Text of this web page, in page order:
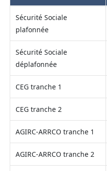
Sécurité Sociale
plafonnée
Sécurité Sociale
déplafonnée
CEG tranche 1
CEG tranche 2
AGIRC-ARRCO tranche 1
AGIRC-ARRCO tranche 2